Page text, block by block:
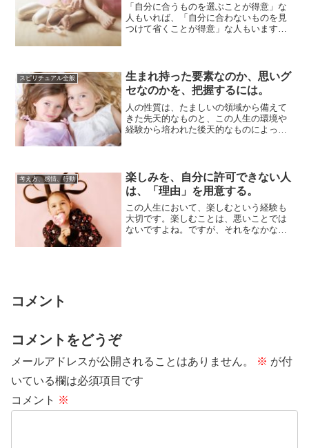
「自分に合うものを選ぶことが得意」な
人もいれば、「自分に合わないものを見
つけて省くことが得意」な人もいます。
スピリチュアル全般
生まれ持った要素なのか、思いグ
セなのかを、把握するには。
人の性質は、たましいの領域から備えて
きた先天的なものと、この人生の環境や
経験から培われた後天的なものによって
考え方、感情、行動
楽しみを、自分に許可できない人
は、「理由」を用意する。
この人生において、楽しむという経験も
大切です。楽しむことは、悪いことでは
ないですよね。ですが、それをなかなか
コメント
コメントをどうぞ
メールアドレスが公開されることはありません。 ※ が付
いている欄は必須項目です
コメント ※